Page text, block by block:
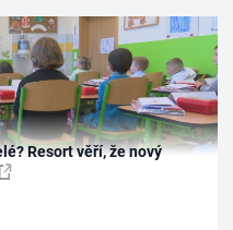
Resort věří, že nový